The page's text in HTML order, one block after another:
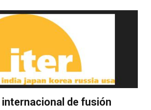
de fusión